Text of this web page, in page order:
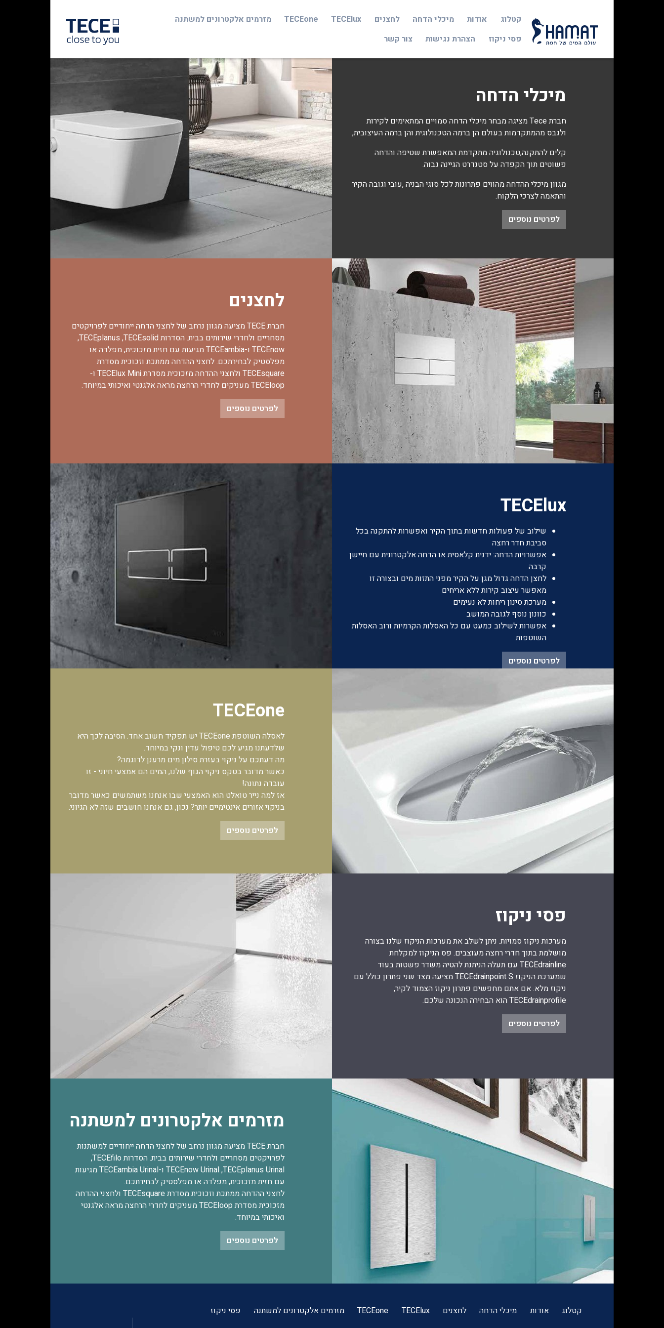
קטלוג אודות מיכלי הדחה לחצנים TECElux
TECEone
מזרמים אלקטרונים למשתנה
פסי ניקוז
הצהרת נגישות צור קשר
מיכלי הדחה
חברת Tece מציגה מבחר מיכלי הדחה סמויים המתאימים לקירות
ולגבס מהמתקדמות בעולם הן ברמה הטכנולוגית והן ברמה העיצובית,
קלים להתקנה,טכנולוגיה מתקדמת המאפשרת שטיפה והדחה
פשוטים תוך הקפדה על סטנדרט הגיינה גבוה.
מגוון מיכלי ההדחה מהווים פתרונות לכל סוגי הבניה ,עובי וגובה הקיר
והתאמה לצרכי הלקוח.
לפרטים נוספים
לחצנים
חברת TECE מציעה מגוון נרחב של לחצני הדחה ייחודיים לפרויקטים
מסחריים ולחדרי שירותים בבית. הסדרות TECEsolid‏, TECEplanus‏,
TECEnow ו-TECEambia מגיעות עם חזית מזכוכית, מפלדה או
מפלסטיק לבחירתכם. לחצני ההדחה ממתכת וזכוכית מסדרת
TECEsquare ולחצני ההדחה מזכוכית מסדרת TECElux Mini ו-
TECEloop מעניקים לחדרי הרחצה מראה אלגנטי ואיכותי במיוחד.
לפרטים נוספים
TECElux
שילוב של פעולות חדשות בתוך הקיר ואפשרות להתקנה בכל
סביבת חדר רחצה
אפשרויות הדחה: ידנית קלאסית או הדחה אלקטרונית עם חיישן
קרבה
לחצן הדחה גדול מגן על הקיר מפני התזות מים ובצורה זו
מאפשר עיצוב קירות ללא אריחים
מערכת סינון ריחות לא נעימים
כוונון נוסף לגובה המושב
אפשרות לשילוב כמעט עם כל האסלות הקרמיות ורוב האסלות
השוטפות
לפרטים נוספים
TECEone
לאסלה השוטפת TECEone יש תפקיד חשוב אחד. הסיבה לכך היא
שלדעתנו מגיע לכם טיפול עדין ונקי במיוחד.
מה דעתכם על ניקוי בעזרת סילון מים מרענן לדוגמה?
כאשר מדובר בטקס ניקוי הגוף שלנו, המים הם אמצעי חיוני - זו
עובדה נתונה!
אז למה נייר טואלט הוא האמצעי שבו אנחנו משתמשים כאשר מדובר
בניקוי אזורים אינטימיים יותר? נכון, גם אנחנו חושבים שזה לא הגיוני.
לפרטים נוספים
פסי ניקוז
מערכות ניקוז סמויות. ניתן לשלב את מערכות הניקוז שלנו בצורה
מושלמת בתוך חדרי רחצה מעוצבים. פס הניקוז למקלחת
TECEdrainline עם תעלה הניתנת להטיה משדר פשטות בעוד
שמערכת הניקוז TECEdrainpoint S מציעה מצד שני פתרון כולל עם
ניקוז מלא. אם אתם מחפשים פתרון ניקוז הצמוד לקיר,
TECEdrainprofile הוא הבחירה הנכונה שלכם.
לפרטים נוספים
מזרמים אלקטרונים למשתנה
חברת TECE מציעה מגוון נרחב של לחצני הדחה ייחודיים למשתנות
לפרויקטים מסחריים ולחדרי שירותים בבית. הסדרות TECEfilo‏,
TECEplanus Urinal‏, TECEnow Urinal ו-TECEambia Urinal מגיעות
עם חזית מזכוכית, מפלדה או מפלסטיק לבחירתכם.
לחצני ההדחה ממתכת וזכוכית מסדרת TECEsquare ולחצני ההדחה
מזכוכית מסדרת TECEloop מעניקים לחדרי הרחצה מראה אלגנטי
ואיכותי במיוחד.
לפרטים נוספים
קטלוג אודות מיכלי הדחה לחצנים TECElux
TECEone מזרמים אלקטרונים למשתנה
פסי ניקוז